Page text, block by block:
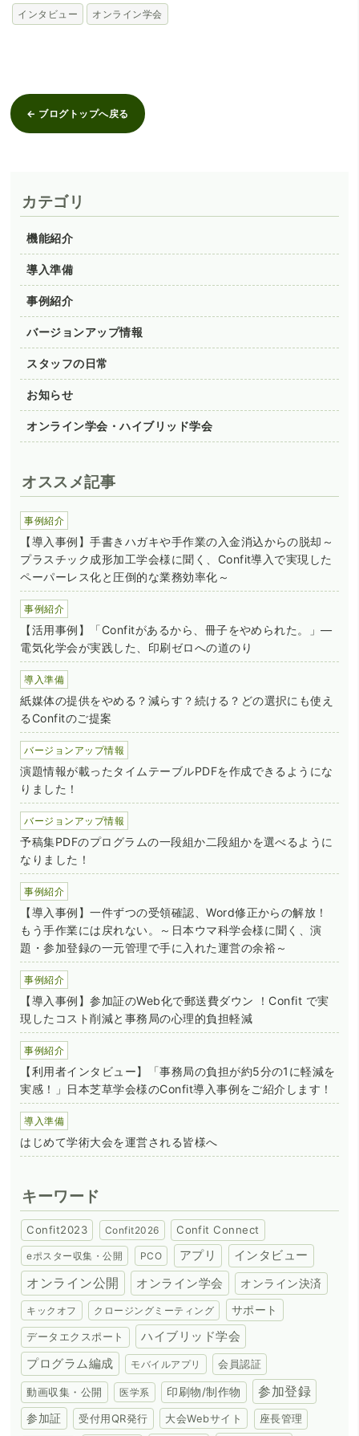
インタビュー オンライン学会
← ブログトップへ戻る
カテゴリ
機能紹介
導入準備
事例紹介
バージョンアップ情報
スタッフの日常
お知らせ
オンライン学会・ハイブリッド学会
オススメ記事
事例紹介
【導入事例】手書きハガキや手作業の入金消込からの脱却～
プラスチック成形加工学会様に聞く、Confit導入で実現した
ペーパーレス化と圧倒的な業務効率化～
事例紹介
【活用事例】「Confitがあるから、冊子をやめられた。」―
電気化学会が実践した、印刷ゼロへの道のり
導入準備
紙媒体の提供をやめる？減らす？続ける？どの選択にも使え
るConfitのご提案
バージョンアップ情報
演題情報が載ったタイムテーブルPDFを作成できるようにな
りました！
バージョンアップ情報
予稿集PDFのプログラムの一段組か二段組かを選べるように
なりました！
事例紹介
【導入事例】一件ずつの受領確認、Word修正からの解放！
もう手作業には戻れない。～日本ウマ科学会様に聞く、演
題・参加登録の一元管理で手に入れた運営の余裕～
事例紹介
【導入事例】参加証のWeb化で郵送費ダウン ！Confit で実
現したコスト削減と事務局の心理的負担軽減
事例紹介
【利用者インタビュー】「事務局の負担が約5分の1に軽減を
実感！」日本芝草学会様のConfit導入事例をご紹介します！
導入準備
はじめて学術大会を運営される皆様へ
キーワード
Confit2023 Confit2026 Confit Connect
eポスター収集・公開 PCO アプリ インタビュー
オンライン公開 オンライン学会 オンライン決済
キックオフ クロージングミーティング サポート
データエクスポート
ハイブリッド学会
プログラム編成
モバイルアプリ 会員認証
動画収集・公開 医学系 印刷物/制作物 参加登録
参加証 受付用QR発行 大会Webサイト 座長管理